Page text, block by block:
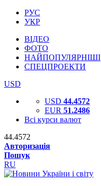
РУС
УКР
ВІДЕО
ФОТО
НАЙПОПУЛЯРНІШІ
СПЕЦПРОЕКТИ
USD
USD 44.4572
EUR 51.2486
Всі курси валют
44.4572
Авторизація
Пошук
RU